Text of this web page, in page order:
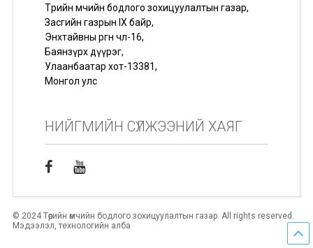
Төрийн өмчийн бодлого зохицуулалтын газар,
Засгийн газрын IX байр,
Энхтайвны өргөн чөлөө-16,
Баянзүрх дүүрэг,
Улаанбаатар хот-13381,
Монгол улс
НИЙГМИЙН СҮЛЖЭЭНИЙ ХАЯГ
© 2024 Төрийн өмчийн бодлого зохицуулалтын газар. All rights reserved.
Мэдээлэл, технологийн алба